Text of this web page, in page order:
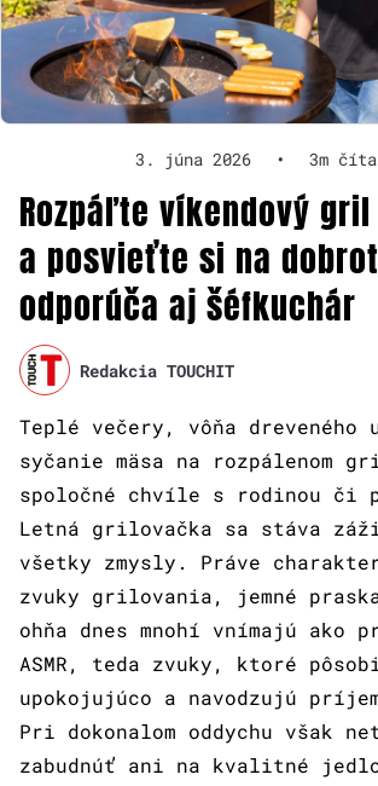
3. júna 2026 • 3m
Rozpáľte víkendový gril
a posvieťte si na
odporúča aj šéfkuchár
Redakcia TOUCHIT
Teplé večery, vôňa dreveného
syčanie mäsa na rozpálenom
spoločné chvíle s rodinou či
Letná grilovačka sa stáva
všetky zmysly. Práve
zvuky grilovania, jemné
ohňa dnes mnohí vnímajú ako
ASMR, teda zvuky, ktoré
upokojujúco a navodzujú
Pri dokonalom oddychu však
zabudnúť ani na kvalitné